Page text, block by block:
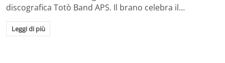
discografica Totò Band APS. Il brano celebra il…
Leggi di più